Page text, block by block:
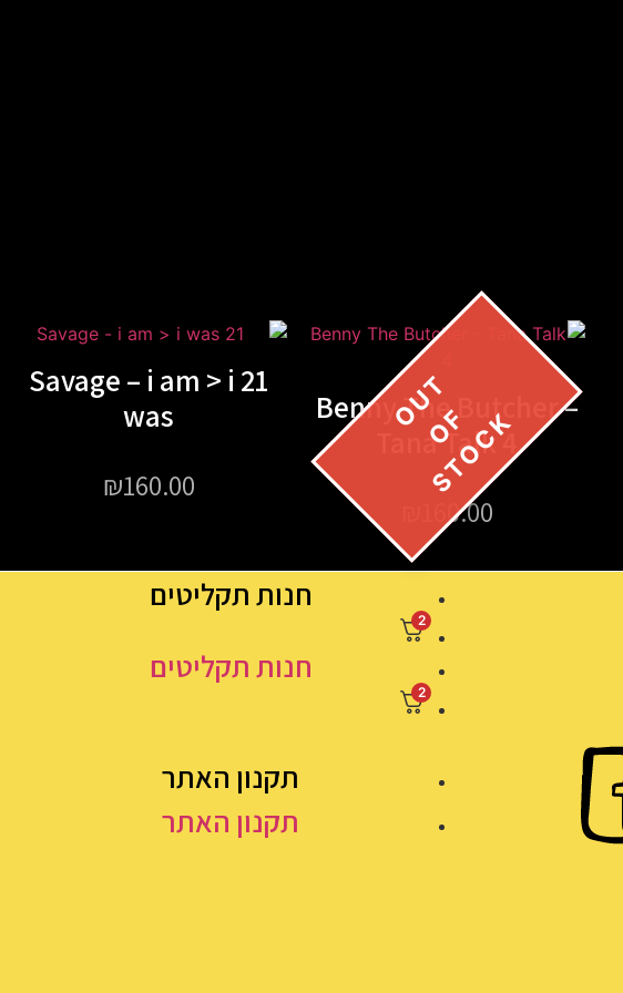
Benny The Butcher –
Tana Talk 4
160.00
21 Savage – i am > i
was
₪160.00
חנות תקליטים
2
חנות תקליטים
2
תקנון האתר
תקנון האתר